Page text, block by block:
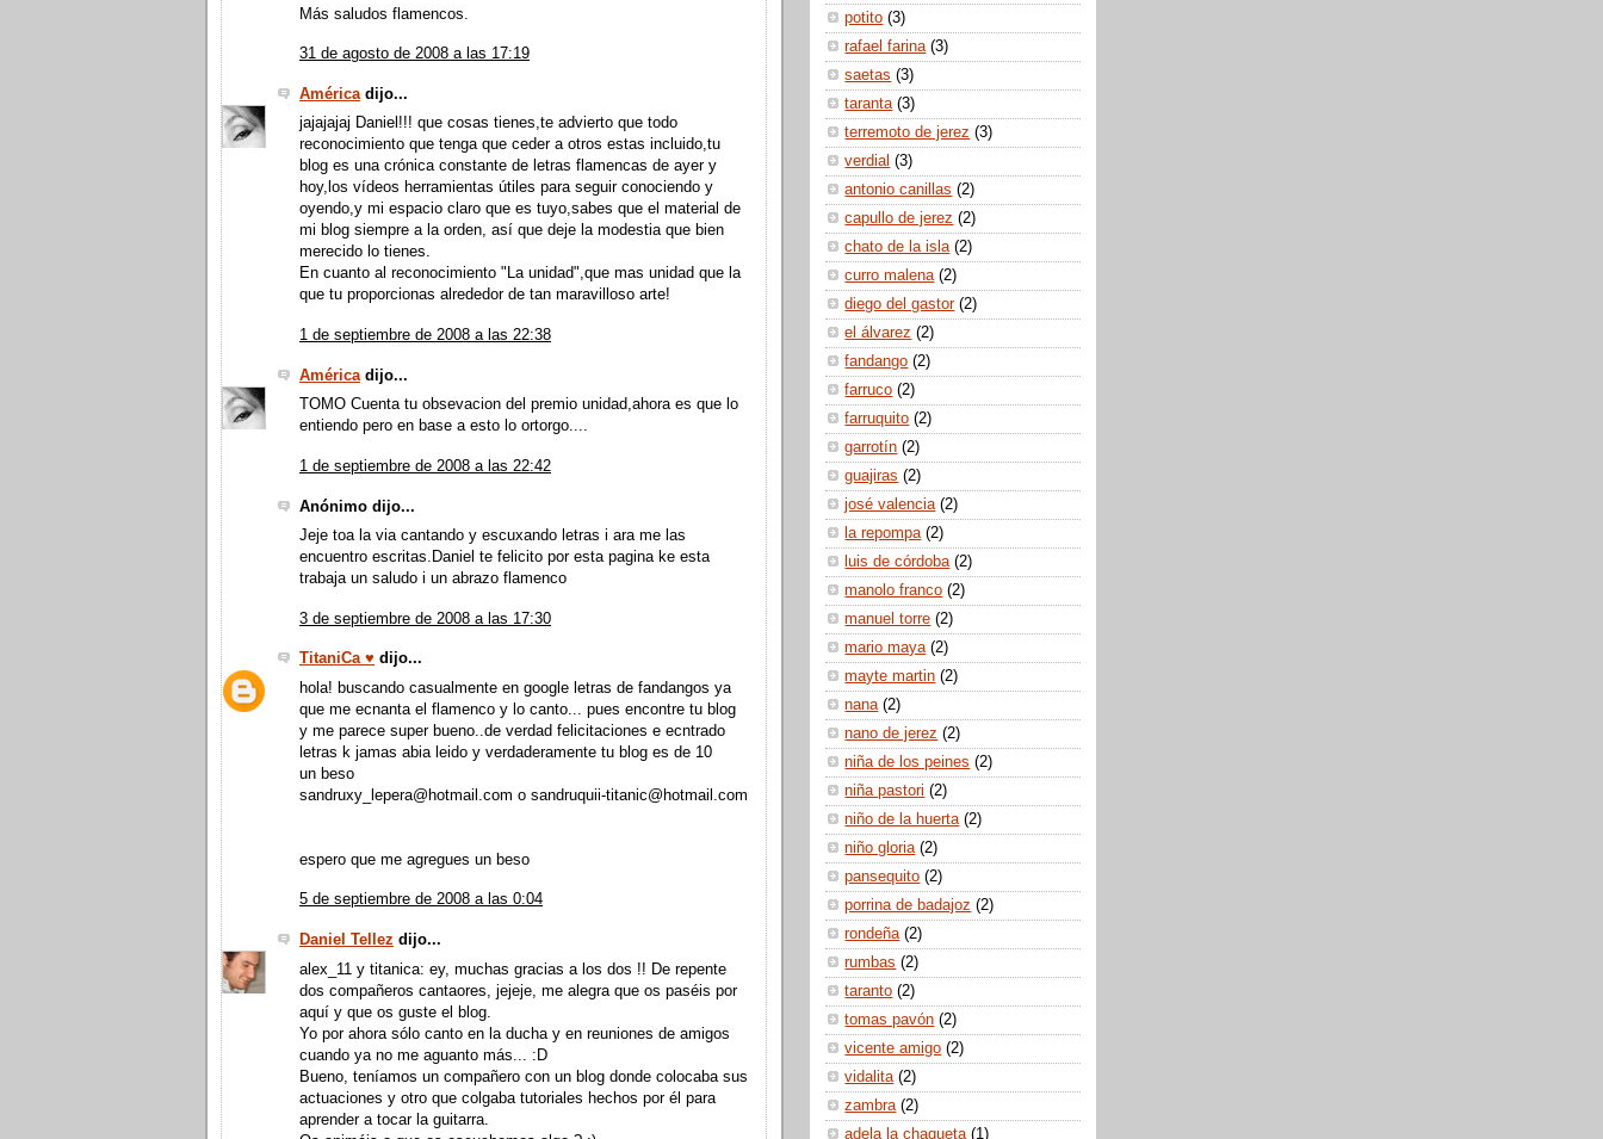
Más saludos flamencos.
31 de agosto de 2008 a las 17:19
Américadijo...
jajajajaj Daniel!!! que cosas tienes,te advierto que todo
reconocimiento que tenga que ceder a otros estas incluido,tu
blog es una crónica constante de letras flamencas de ayer y
hoy,los vídeos herramientas útiles para seguir conociendo y
oyendo,y mi espacio claro que es tuyo,sabes que el material de
mi blog siempre a la orden, así que deje la modestia que bien
merecido lo tienes.
En cuanto al reconocimiento "La unidad",que mas unidad que la
que tu proporcionas alrededor de tan maravilloso arte!
1 de septiembre de 2008 a las 22:38
Américadijo...
TOMO Cuenta tu obsevacion del premio unidad,ahora es que lo
entiendo pero en base a esto lo ortorgo....
1 de septiembre de 2008 a las 22:42
Anónimo dijo...
Jeje toa la via cantando y escuxando letras i ara me las
encuentro escritas.Daniel te felicito por esta pagina ke esta
trabaja un saludo i un abrazo flamenco
3 de septiembre de 2008 a las 17:30
TitaniCa ♥ dijo...
hola! buscando casualmente en google letras de fandangos ya
que me ecnanta el flamenco y lo canto... pues encontre tu blog
y me parece super bueno..de verdad felicitaciones e ecntrado
letras k jamas abia leido y verdaderamente tu blog es de 10
un beso
sandruxy_lepera@hotmail.com o sandruquii-titanic@hotmail.com
espero que me agregues un beso
5 de septiembre de 2008 a las 0:04
Daniel Tellez dijo...
alex_11 y titanica: ey, muchas gracias a los dos !! De repente
dos compañeros cantaores, jejeje, me alegra que os paséis por
aquí y que os guste el blog.
Yo por ahora sólo canto en la ducha y en reuniones de amigos
cuando ya no me aguanto más... :D
Bueno, teníamos un compañero con un blog donde colocaba sus
actuaciones y otro que colgaba tutoriales hechos por él para
aprender a tocar la guitarra.
potito (3)
rafael farina (3)
saetas (3)
taranta (3)
terremoto de jerez (3)
verdial (3)
antonio canillas (2)
capullo de jerez (2)
chato de la isla (2)
curro malena (2)
diego del gastor (2)
el álvarez (2)
fandango (2)
farruco (2)
farruquito (2)
garrotín (2)
guajiras (2)
josé valencia (2)
la repompa (2)
luis de córdoba (2)
manolo franco (2)
manuel torre (2)
mario maya (2)
mayte martin (2)
nana (2)
nano de jerez (2)
niña de los peines (2)
niña pastori (2)
niño de la huerta (2)
niño gloria (2)
pansequito (2)
porrina de badajoz (2)
rondeña (2)
rumbas (2)
taranto (2)
tomas pavón (2)
vicente amigo (2)
vidalita (2)
zambra (2)
adela la chaqueta (1)